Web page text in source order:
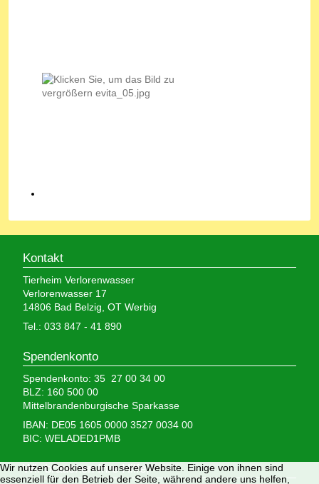
Kontakt
Tierheim Verlorenwasser
Verlorenwasser 17
14806 Bad Belzig, OT Werbig
Tel.: 033 847 - 41 890
Spendenkonto
Spendenkonto: 35 27 00 34 00
BLZ: 160 500 00
Mittelbrandenburgische Sparkasse
IBAN: DE05 1605 0000 3527 0034 00
BIC: WELADED1PMB
Wir brauchen Ihre Hilfe,
Wir nutzen Cookies auf unserer Website. Einige von ihnen sind
essenziell für den Betrieb der Seite, während andere uns helfen,